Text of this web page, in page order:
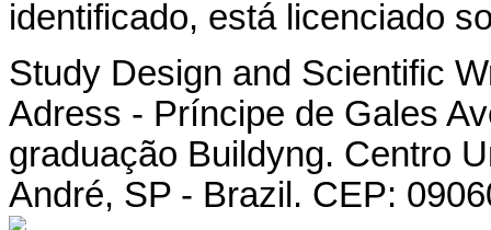
identificado, está licenciado
Study Design and Scientific
Adress - Príncipe de Gales
graduação Buildyng. Centro
André, SP - Brazil. CEP: